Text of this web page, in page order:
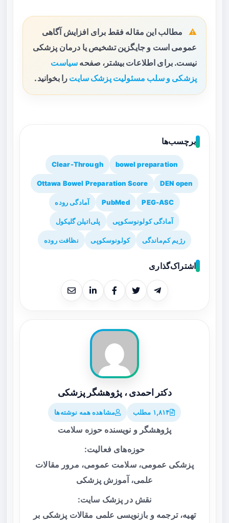
مطالب این مقاله فقط برای افزایش آگاهی
عمومی است و جایگزین تشخیص یا درمان پزشکی
نیست. برای اطلاعات بیشتر، صفحه سیاست
پزشکی و سلب مسئولیت پزشک سایت را بخوانید.
برچسب‌ها
bowel preparation
Clear-Through
DEN open
Ottawa Bowel Preparation Score
PEG-ASC
PubMed آمادگی روده
آمادگی کولونوسکوپی پلی‌اتیلن گلیکول
رژیم کم‌ماندگی کولونوسکوپی نظافت روده
اشتراک‌گذاری
دکتر احمدی ، پژوهشگر پزشکی
۱,۸۱۴ مطلب مشاهده همه نوشته‌ها
پژوهشگر و نویسنده حوزه سلامت
حوزه‌های فعالیت:
پزشکی عمومی، سلامت عمومی، مرور مقالات
علمی، آموزش پزشکی
نقش در پزشک سایت:
تهیه، ترجمه و بازنویسی علمی مقالات پزشکی بر